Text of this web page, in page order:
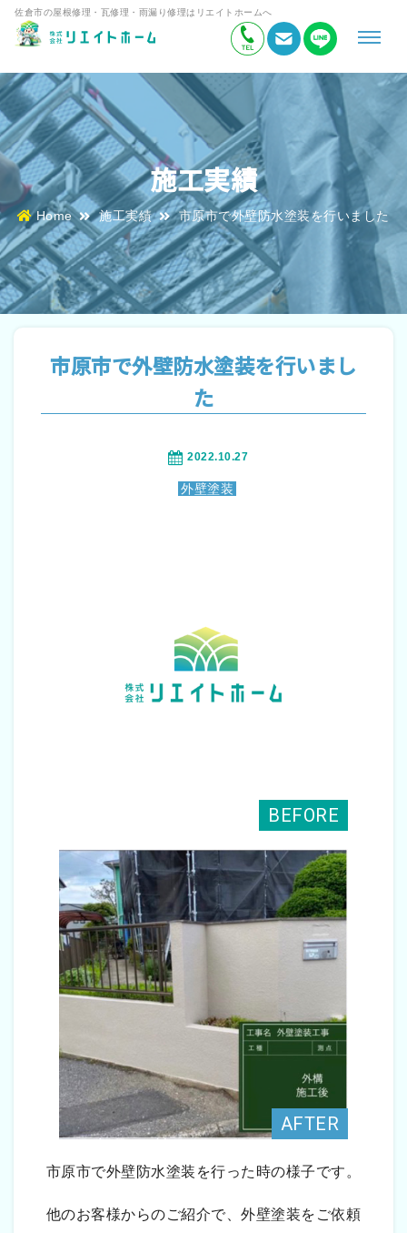
佐倉市の屋根修理・瓦修理・雨漏り修理はリエイトホームへ
施工実績
Home 施工実績 市原市で外壁防水塗装を行いました
市原市で外壁防水塗装を行いまし
た
2022.10.27
外壁塗装
市原市で外壁防水塗装を行った時の様子です。
他のお客様からのご紹介で、外壁塗装をご依頼